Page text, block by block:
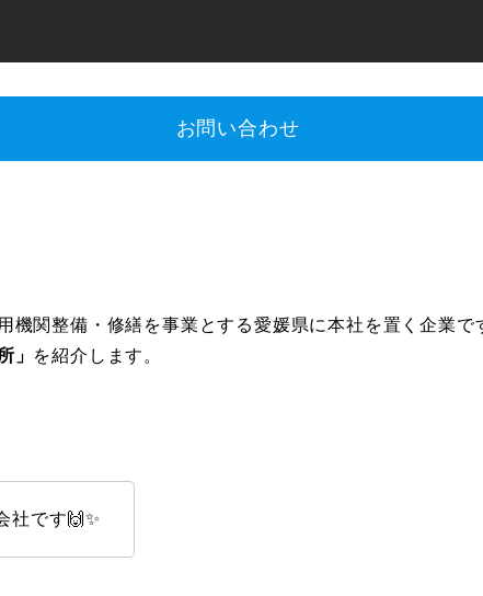
お問い合わせ
機関整備・修繕を事業とする愛媛県に本社を置く企業で
」 を紹介します。
社です🙌✨